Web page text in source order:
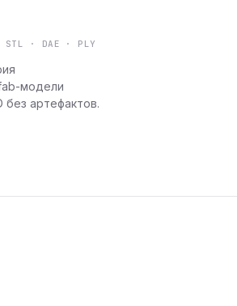
· DAE · PLY
модели
без артефактов.